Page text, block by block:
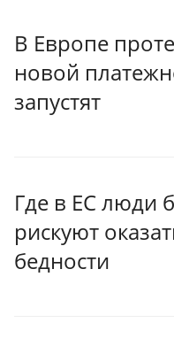
В Европе
новой
запустят
Где в ЕС люди
рискуют
бедности